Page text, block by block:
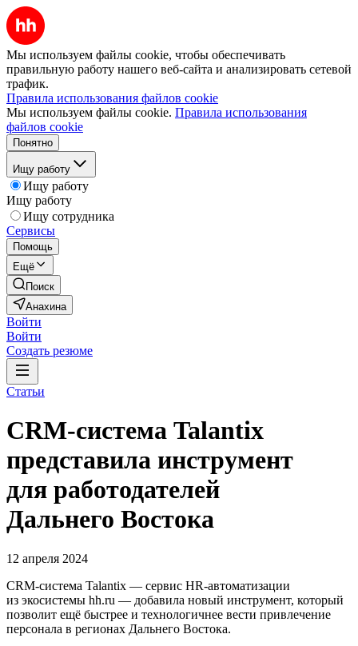
Мы используем файлы cookie, чтобы обеспечивать
правильную работу нашего веб-сайта и анализировать сетевой
трафик.
Правила использования файлов cookie
Мы используем файлы cookie. Правила использования
файлов cookie
Понятно
Ищу работу
Ищу работу
Ищу работу
Ищу сотрудника
Сервисы
Помощь
Ещё
Поиск
Анахина
Войти
Войти
Создать резюме
Статьи
CRM-система Talantix
представила инструмент
для работодателей
Дальнего Востока
12 апреля 2024
CRM-система Talantiх — сервис HR-автоматизации
из экосистемы hh.ru — добавила новый инструмент, который
позволит ещё быстрее и технологичнее вести привлечение
персонала в регионах Дальнего Востока.